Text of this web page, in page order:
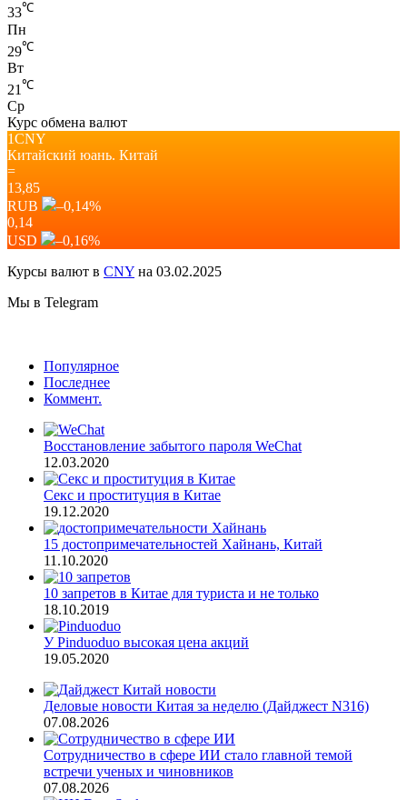
33℃
Пн
29℃
Вт
21℃
Ср
Курс обмена валют
1CNY
Китайский юань. Китай
=
13,85
RUB
–0,14%
0,14
USD
–0,16%
Курсы валют в CNY на 03.02.2025
Мы в Telegram
Популярное
Последнее
Коммент.
Восстановление забытого пароля WeChat
12.03.2020
Секс и проституция в Китае
19.12.2020
15 достопримечательностей Хайнань, Китай
11.10.2020
10 запретов в Китае для туриста и не только
18.10.2019
У Pinduoduo высокая цена акций
19.05.2020
Деловые новости Китая за неделю (Дайджест N316)
07.08.2026
Сотрудничество в сфере ИИ стало главной темой
встречи ученых и чиновников
07.08.2026